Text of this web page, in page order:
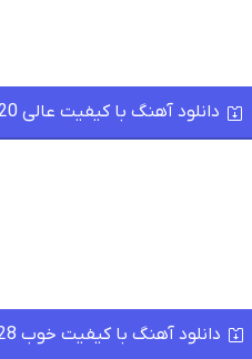
دانلود آهنگ با کیفیت عالی 320
دانلود آهنگ با کیفیت خوب 128